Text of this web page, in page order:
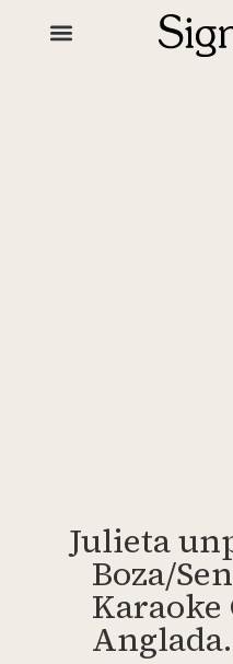
Julieta
Boza/